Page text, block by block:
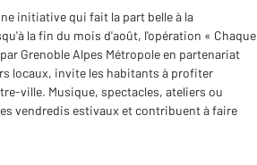
initiative qui fait la part belle à la
la fin du mois d'août, l'opération « Chaque
Grenoble Alpes Métropole en partenariat
locaux, invite les habitants à profiter
ville. Musique, spectacles, ateliers ou
vendredis estivaux et contribuent à faire